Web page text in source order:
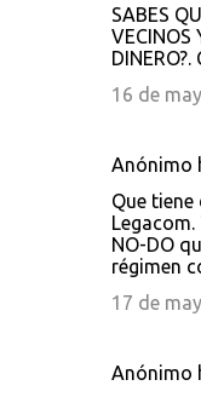
SABES
VECINOS
DINERO?.
16 de
Anónimo
Que
NO-DO
régimen
17 de
Anónimo